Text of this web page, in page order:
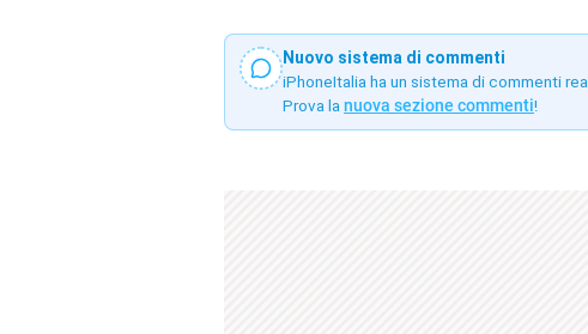
Nuovo sistema di commenti
iPhoneItalia ha un sistema di commenti
Prova la nuova sezione commenti!